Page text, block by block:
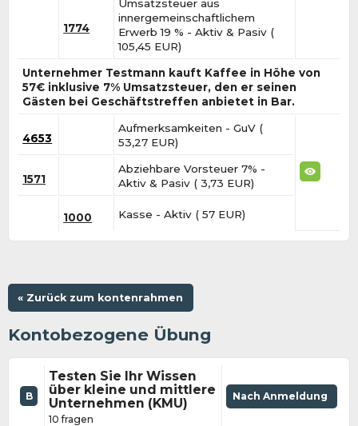
1774
Umsatzsteuer aus
innergemeinschaftlichem
Erwerb 19 % - Aktiv & Pasiv (
105,45 EUR)
Unternehmer Testmann kauft Kaffee in Höhe von
57€ inklusive 7% Umsatzsteuer, den er seinen
Gästen bei Geschäftstreffen anbietet in Bar.
4653
Aufmerksamkeiten - GuV (
53,27 EUR)
1571
Abziehbare Vorsteuer 7% -
Aktiv & Pasiv ( 3,73 EUR)
1000 Kasse - Aktiv ( 57 EUR)
« Zurück zum kontenrahmen
Kontobezogene Übung
B
Testen Sie Ihr Wissen
über kleine und mittlere
Unternehmen (KMU)
10 fragen
Nach Anmeldung